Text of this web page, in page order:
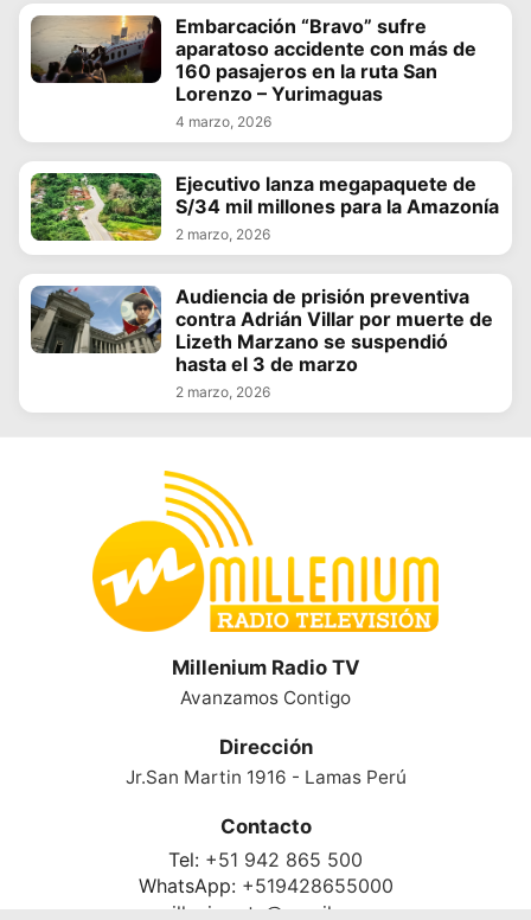
Embarcación “Bravo” sufre
aparatoso accidente con más de
160 pasajeros en la ruta San
Lorenzo – Yurimaguas
4 marzo, 2026
Ejecutivo lanza megapaquete de
S/34 mil millones para la Amazonía
2 marzo, 2026
Audiencia de prisión preventiva
contra Adrián Villar por muerte de
Lizeth Marzano se suspendió
hasta el 3 de marzo
2 marzo, 2026
Millenium Radio TV
Avanzamos Contigo
Dirección
Jr.San Martin 1916 - Lamas Perú
Contacto
Tel: +51 942 865 500
WhatsApp: +519428655000
milleniumrtv@gmail.com